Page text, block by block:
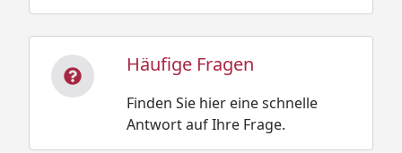
Häufige Fragen
Finden Sie hier eine schnelle
Antwort auf Ihre Frage.